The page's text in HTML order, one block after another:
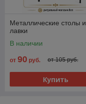
Металлические столы и
лавки
В наличии
от 90 руб. от 105 руб.
Купить